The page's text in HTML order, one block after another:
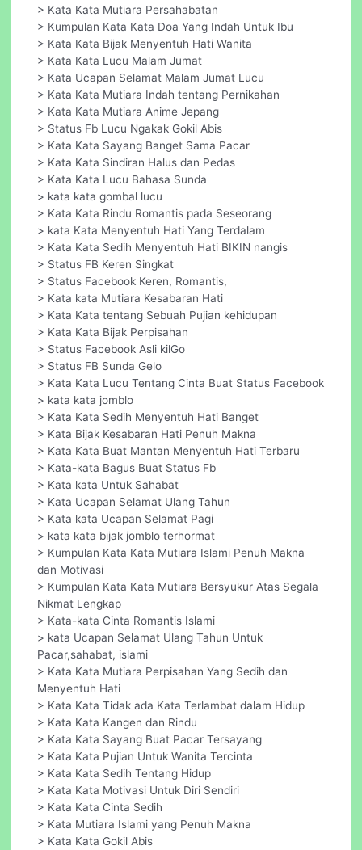
> Kata Kata Mutiara Persahabatan
> Kumpulan Kata Kata Doa Yang Indah Untuk Ibu
> Kata Kata Bijak Menyentuh Hati Wanita
> Kata Kata Lucu Malam Jumat
> Kata Ucapan Selamat Malam Jumat Lucu
> Kata Kata Mutiara Indah tentang Pernikahan
> Kata Kata Mutiara Anime Jepang
> Status Fb Lucu Ngakak Gokil Abis
> Kata Kata Sayang Banget Sama Pacar
> Kata Kata Sindiran Halus dan Pedas
> Kata Kata Lucu Bahasa Sunda
> kata kata gombal lucu
> Kata Kata Rindu Romantis pada Seseorang
> kata Kata Menyentuh Hati Yang Terdalam
> Kata Kata Sedih Menyentuh Hati BIKIN nangis
> Status FB Keren Singkat
> Status Facebook Keren, Romantis,
> Kata kata Mutiara Kesabaran Hati
> Kata Kata tentang Sebuah Pujian kehidupan
> Kata Kata Bijak Perpisahan
> Status Facebook Asli kilGo
> Status FB Sunda Gelo
> Kata Kata Lucu Tentang Cinta Buat Status Facebook
> kata kata jomblo
> Kata Kata Sedih Menyentuh Hati Banget
> Kata Bijak Kesabaran Hati Penuh Makna
> Kata Kata Buat Mantan Menyentuh Hati Terbaru
> Kata-kata Bagus Buat Status Fb
> Kata kata Untuk Sahabat
> Kata Ucapan Selamat Ulang Tahun
> Kata kata Ucapan Selamat Pagi
> kata kata bijak jomblo terhormat
> Kumpulan Kata Kata Mutiara Islami Penuh Makna
dan Motivasi
> Kumpulan Kata Kata Mutiara Bersyukur Atas Segala
Nikmat Lengkap
> Kata-kata Cinta Romantis Islami
> kata Ucapan Selamat Ulang Tahun Untuk
Pacar,sahabat, islami
> Kata Kata Mutiara Perpisahan Yang Sedih dan
Menyentuh Hati
> Kata Kata Tidak ada Kata Terlambat dalam Hidup
> Kata Kata Kangen dan Rindu
> Kata Kata Sayang Buat Pacar Tersayang
> Kata Kata Pujian Untuk Wanita Tercinta
> Kata Kata Sedih Tentang Hidup
> Kata Kata Motivasi Untuk Diri Sendiri
> Kata Kata Cinta Sedih
> Kata Mutiara Islami yang Penuh Makna
> Kata Kata Gokil Abis